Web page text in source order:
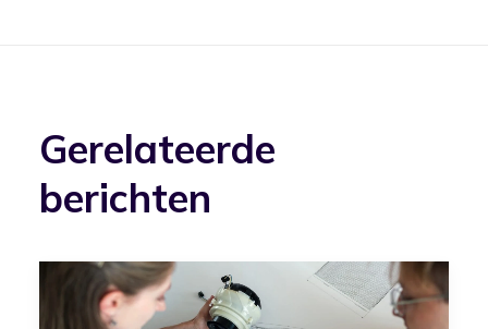
Gerelateerde
berichten